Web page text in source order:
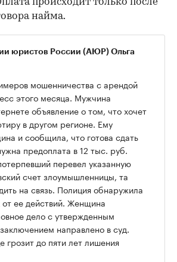
найма.
юристов России (АЮР) Ольга
мошенничества с арендой
этого месяца. Мужчина
объявление о том, что хочет
в другом регионе. Ему
и сообщила, что готова сдать
предоплата в 12 тыс. руб.
перевел указанную
счет злоумышленницы, та
на связь. Полиция обнаружила
ее действий. Женщина
дело с утвержденным
направлено в суд.
грозит до пяти лет лишения